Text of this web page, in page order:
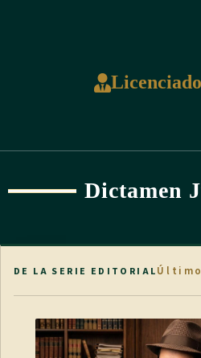
Dictamen
DE LA SERIE EDITORIAL